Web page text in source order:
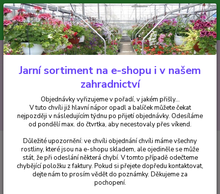
Minimální hodnota pro odeslání z e-shopu je 300 Kč.
V tuto chvíli již hlavní nápor objednávek opadl a balíček můžete čekat
nejpozději v následujícím týdnu po přijetí objednávky. Objednávky
vyřizujeme v pořadí, v jakém přišly...
CZK
Hledat
+420 602 223 614 0ks
za0 Kč
Bylinky a léčivky Máta ananasová - 162D
Máta ananasová - 162D
Jarní sortiment na e-shopu i v našem
zahradnictví
Objednávky vyřizujeme v pořadí, v jakém přišly...
V tuto chvíli již hlavní nápor opadl a balíček můžete čekat
nejpozději v následujícím týdnu po přijetí objednávky. Odesíláme
od pondělí max. do čtvrtka, aby necestovaly přes víkend.
Důležité upozornění: ve chvíli objednání chvíli máme všechny
rostliny, které jsou na e-shopu skladem, ale ojediněle se může
stát, že při odeslání některá chybí. V tomto případě odečteme
chybějící položku z faktury. Pokud si přejete dopředu kontaktovat,
dejte nám to prosím vědět do poznámky. Děkujeme za
pochopení.